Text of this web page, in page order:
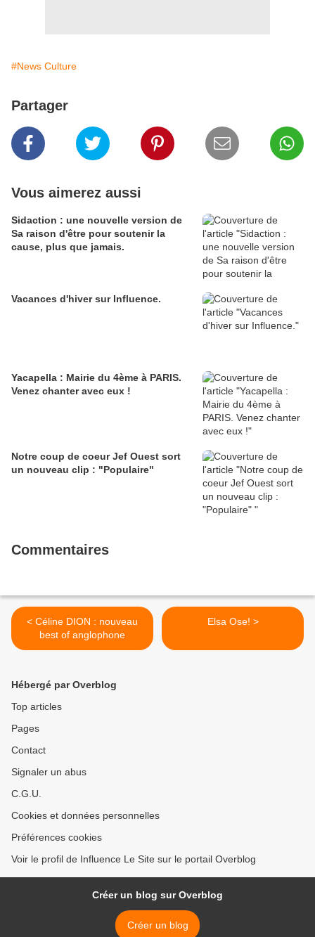
#News Culture
Partager
Vous aimerez aussi
Sidaction : une nouvelle version de
Sa raison d'être pour soutenir la
cause, plus que jamais.
Vacances d'hiver sur Influence.
Yacapella : Mairie du 4ème à PARIS.
Venez chanter avec eux !
Notre coup de coeur Jef Ouest sort
un nouveau clip : "Populaire"
Commentaires
< Céline DION : nouveau
best of anglophone
Elsa Ose! >
Hébergé par Overblog
Top articles
Pages
Contact
Signaler un abus
C.G.U.
Cookies et données personnelles
Préférences cookies
Voir le profil de Influence Le Site sur le portail Overblog
Créer un blog sur Overblog
Créer un blog